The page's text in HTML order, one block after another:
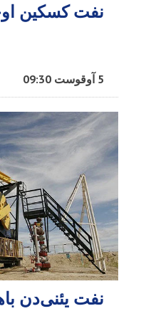
نفت کسکین
5 آوقوست 09:30
نفت یئنی‌دن